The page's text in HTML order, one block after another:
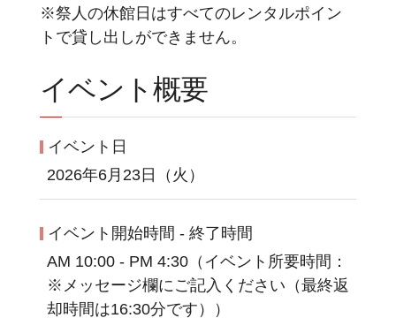
※祭人の休館日はすべてのレンタルポイン
トで貸し出しができません。
イベント概要
イベント日
2026年6月23日（火）
イベント開始時間 - 終了時間
AM 10:00 - PM 4:30（イベント所要時間：
※メッセージ欄にご記入ください（最終返
却時間は16:30分です））